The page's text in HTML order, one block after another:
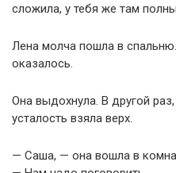
сложила, у тебя же там
Лена молча пошла в
оказалось.
Она выдохнула. В другой
усталость взяла верх.
— Саша, — она вошла в